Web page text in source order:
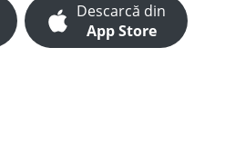
Descarcă din
App Store